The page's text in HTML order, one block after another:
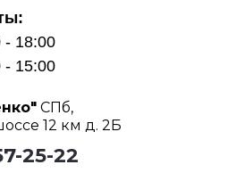
- 18:00
- 15:00
СПб,
12 км д. 2Б
25-22